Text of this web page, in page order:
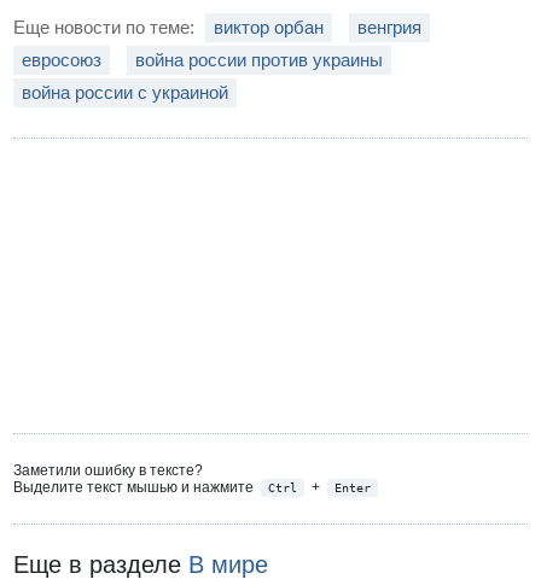
Еще новости по теме: виктор орбан
венгрия
евросоюз
война россии против украины
война россии с украиной
Заметили ошибку в тексте?
Выделите текст мышью и нажмите
Ctrl + Enter
Еще в разделе В мире